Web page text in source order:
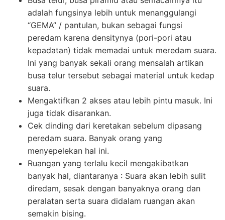
adalah fungsinya lebih untuk menanggulangi
“GEMA” / pantulan, bukan sebagai fungsi
peredam karena densitynya (pori-pori atau
kepadatan) tidak memadai untuk meredam suara.
Ini yang banyak sekali orang mensalah artikan
busa telur tersebut sebagai material untuk kedap
suara.
Mengaktifkan 2 akses atau lebih pintu masuk. Ini
juga tidak disarankan.
Cek dinding dari keretakan sebelum dipasang
peredam suara. Banyak orang yang
menyepelekan hal ini.
Ruangan yang terlalu kecil mengakibatkan
banyak hal, diantaranya : Suara akan lebih sulit
diredam, sesak dengan banyaknya orang dan
peralatan serta suara didalam ruangan akan
semakin bising.